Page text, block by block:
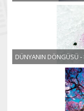
DÜNYANIN DÖNGÜSÜ -